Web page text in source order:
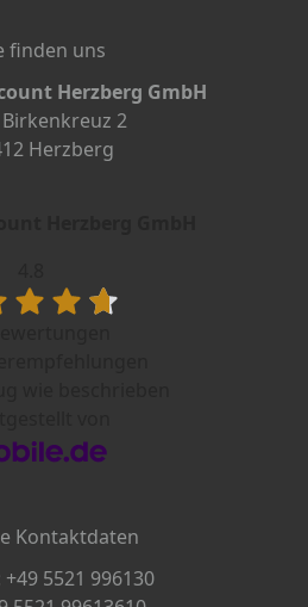
finden uns
Herzberg GmbH
2
Herzberg
Kontaktdaten
5521 996130